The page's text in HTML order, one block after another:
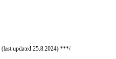
updated 25.8.2024) ***/